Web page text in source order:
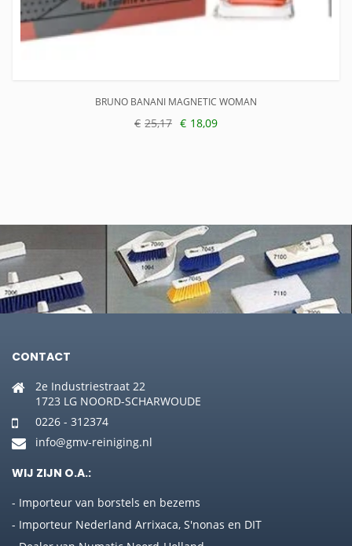
BRUNO BANANI MAGNETIC WOMAN
€ 25,17 € 18,09
CONTACT
2e Industriestraat 22
1723 LG NOORD-SCHARWOUDE
0226 - 312374
info@gmv-reiniging.nl
WIJ ZIJN O.A.:
- Importeur van borstels en bezems
- Importeur Nederland Arrixaca, S'nonas en DIT